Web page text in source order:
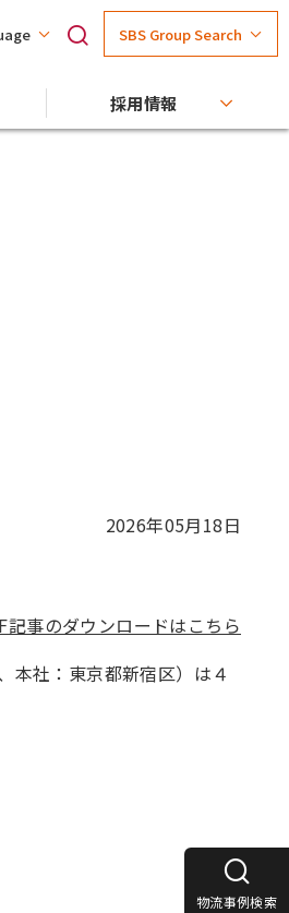
SBS Group Search
採用情報
2026年05月18日
記事のダウンロードはこちら
本社：東京都新宿区）は４
物流事例検索